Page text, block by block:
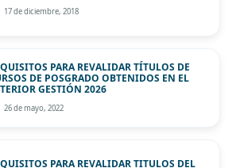
17 de diciembre, 2018
PARA REVALIDAR TÍTULOS DE
DE POSGRADO OBTENIDOS EN EL
GESTIÓN 2026
26 de mayo, 2022
PARA REVALIDAR TITULOS DEL